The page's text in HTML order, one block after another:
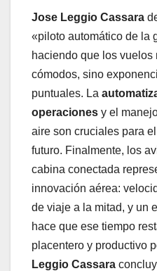
Jose Leggio Cassara
«piloto automático de la
haciendo que los vuelos
cómodos, sino
puntuales. La
operaciones y el
aire son cruciales para
futuro. Finalmente, los
cabina conectada
innovación aérea:
de viaje a la mitad, y un
hace que ese tiempo
placentero y productivo
Leggio Cassara